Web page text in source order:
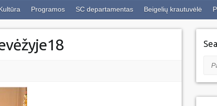
Programos SC departamentas Beigelių krautuvėlė